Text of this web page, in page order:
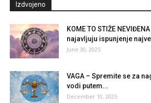
Izdvojeno
KOME TO STIŽE
najavljuju ispunjenje
June 30, 2025
VAGA – Spremite se za
vodi putem...
December 10, 2025